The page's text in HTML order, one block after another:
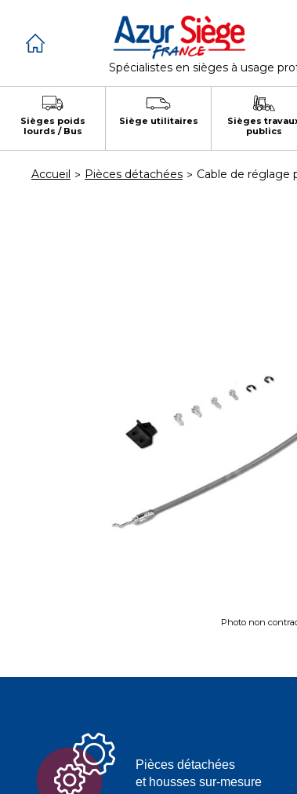
Spécialistes en sièges à usage
Sièges poids
lourds / Bus
Siège utilitaires
Sièges
publics
Accueil Pièces détachées Cable de réglage
Photo non
Pièces détachées
et housses sur-mesure